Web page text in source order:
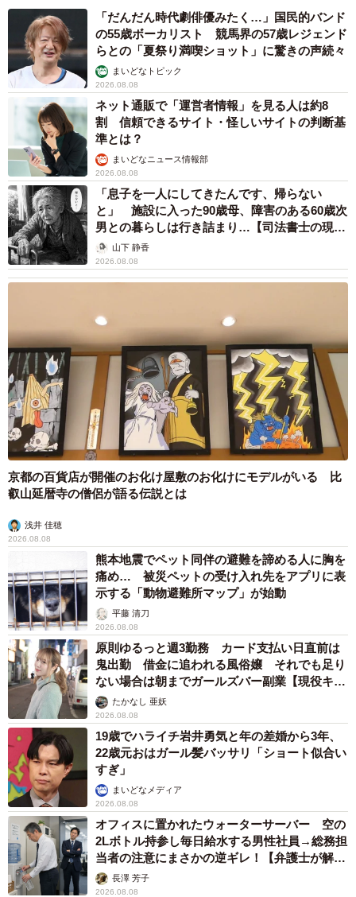
「だんだん時代劇俳優みたく…」国民的バンド
の55歳ボーカリスト 競馬界の57歳レジェンド
らとの「夏祭り満喫ショット」に驚きの声続々
まいどなトピック
2026.08.08
ネット通販で「運営者情報」を見る人は約8
割 信頼できるサイト・怪しいサイトの判断基
準とは？
まいどなニュース情報部
2026.08.08
「息子を一人にしてきたんです、帰らない
と」 施設に入った90歳母、障害のある60歳次
男との暮らしは行き詰まり…【司法書士の現場
から】山下 静香
2026.08.08
京都の百貨店が開催のお化け屋敷のお化けにモデルがいる 比
叡山延暦寺の僧侶が語る伝説とは
浅井 佳穂
2026.08.08
熊本地震でペット同伴の避難を諦める人に胸を
痛め… 被災ペットの受け入れ先をアプリに表
示する「動物避難所マップ」が始動
平藤 清刀
2026.08.08
原則ゆるっと週3勤務 カード支払い日直前は
鬼出勤 借金に追われる風俗嬢 それでも足り
ない場合は朝までガールズバー副業【現役キャ
ストに取材】
たかなし 亜妖
2026.08.08
19歳でハライチ岩井勇気と年の差婚から3年、
22歳元おはガール髪バッサリ「ショート似合い
すぎ」
まいどなメディア
2026.08.08
オフィスに置かれたウォーターサーバー 空の
2Lボトル持参し毎日給水する男性社員→総務担
当者の注意にまさかの逆ギレ！【弁護士が解
説】長澤 芳子
2026.08.08